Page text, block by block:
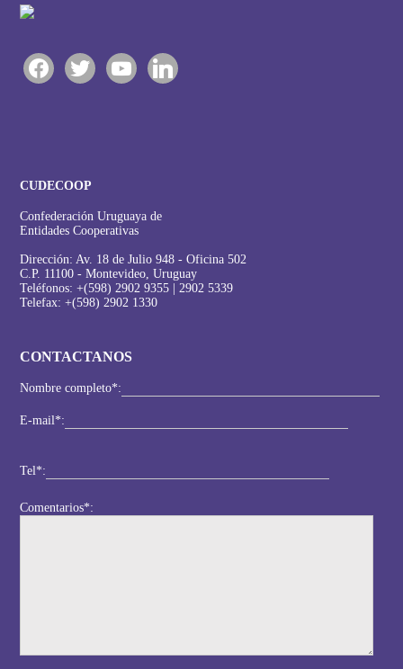
facebooktwitteryoutubelinkedin
CUDECOOP
Confederación Uruguaya de
Entidades Cooperativas
Dirección: Av. 18 de Julio 948 - Oficina 502
C.P. 11100 - Montevideo, Uruguay
Teléfonos: +(598) 2902 9355 | 2902 5339
Telefax: +(598) 2902 1330
CONTACTANOS
Nombre completo*:
E-mail*:
Tel*:
Comentarios*: